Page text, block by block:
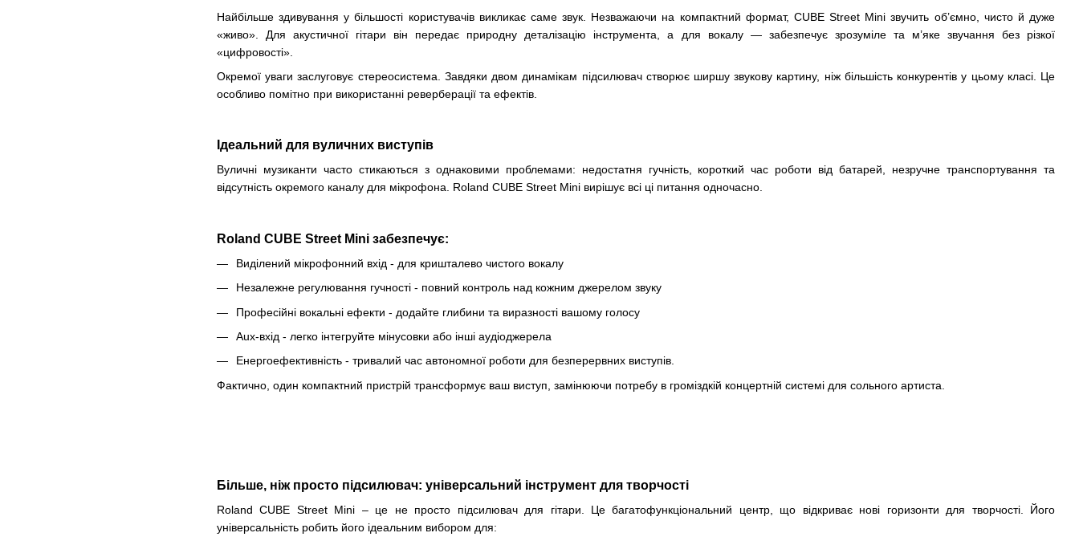
Найбільше здивування у більшості користувачів викликає саме звук. Незважаючи на компактний формат, CUBE Street Mini звучить об’ємно, чисто й дуже
«живo». Для акустичної гітари він передає природну деталізацію інструмента, а для вокалу — забезпечує зрозуміле та м’яке звучання без різкої
«цифровості».
Окремої уваги заслуговує стереосистема. Завдяки двом динамікам підсилювач створює ширшу звукову картину, ніж більшість конкурентів у цьому класі. Це
особливо помітно при використанні реверберації та ефектів.
Ідеальний для вуличних виступів
Вуличні музиканти часто стикаються з однаковими проблемами: недостатня гучність, короткий час роботи від батарей, незручне транспортування та
відсутність окремого каналу для мікрофона. Roland CUBE Street Mini вирішує всі ці питання одночасно.
Roland CUBE Street Mini забезпечує:
Виділений мікрофонний вхід - для кришталево чистого вокалу
Незалежне регулювання гучності - повний контроль над кожним джерелом звуку
Професійні вокальні ефекти - додайте глибини та виразності вашому голосу
Aux-вхід - легко інтегруйте мінусовки або інші аудіоджерела
Енергоефективність - тривалий час автономної роботи для безперервних виступів.
Фактично, один компактний пристрій трансформує ваш виступ, замінюючи потребу в громіздкій концертній системі для сольного артиста.
Більше, ніж просто підсилювач: універсальний інструмент для творчості
Roland CUBE Street Mini – це не просто підсилювач для гітари. Це багатофункціональний центр, що відкриває нові горизонти для творчості. Його
універсальність робить його ідеальним вибором для: